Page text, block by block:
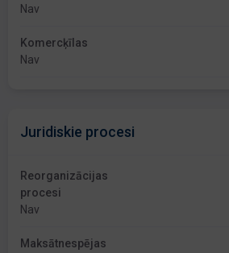
Nav
Komercķīlas
Nav
Juridiskie procesi
Reorganizācijas
procesi
Nav
Maksātnespējas